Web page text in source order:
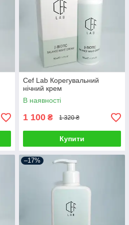
Cef Lab Корегувальний
нічний крем
В наявності
1 100 ₴ 1 320 ₴
Купити
–17%